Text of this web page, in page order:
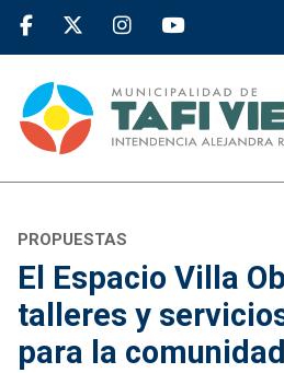
PROPUESTAS
El Espacio Villa
talleres y
para la comunidad